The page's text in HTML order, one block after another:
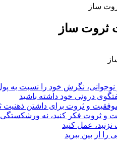
ساز
ثروت ساز
نگرش خود را نسبت به پول
درونی خود داشته باشید
و ثروت برای داشتن ذهنیت
و ثروت فکر کنید، نه ورشکستگی
عمل کنید
از بین ببرید